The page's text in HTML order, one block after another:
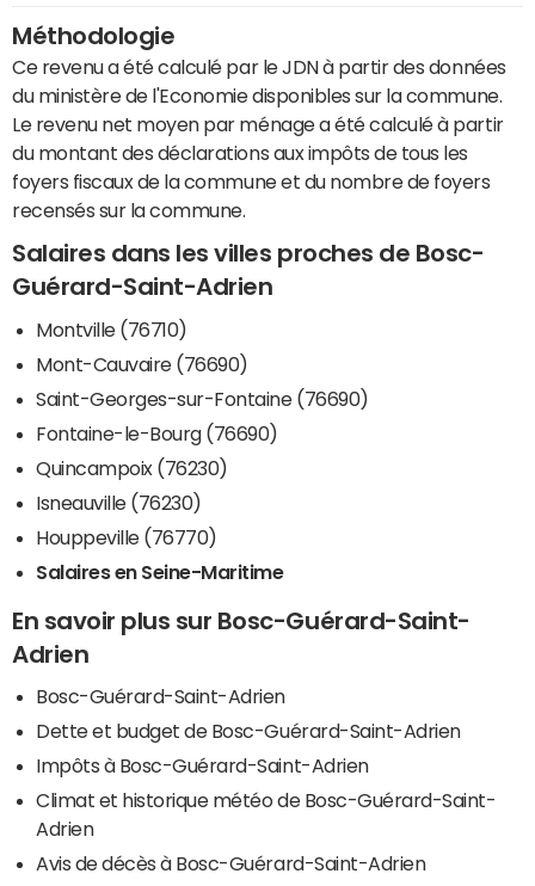
Méthodologie
Ce revenu a été calculé par le JDN à partir des données
du ministère de l'Economie disponibles sur la commune.
Le revenu net moyen par ménage a été calculé à partir
du montant des déclarations aux impôts de tous les
foyers fiscaux de la commune et du nombre de foyers
recensés sur la commune.
Salaires dans les villes proches de Bosc-
Guérard-Saint-Adrien
Montville (76710)
Mont-Cauvaire (76690)
Saint-Georges-sur-Fontaine (76690)
Fontaine-le-Bourg (76690)
Quincampoix (76230)
Isneauville (76230)
Houppeville (76770)
Salaires en Seine-Maritime
En savoir plus sur Bosc-Guérard-Saint-
Adrien
Bosc-Guérard-Saint-Adrien
Dette et budget de Bosc-Guérard-Saint-Adrien
Impôts à Bosc-Guérard-Saint-Adrien
Climat et historique météo de Bosc-Guérard-Saint-
Adrien
Avis de décès à Bosc-Guérard-Saint-Adrien